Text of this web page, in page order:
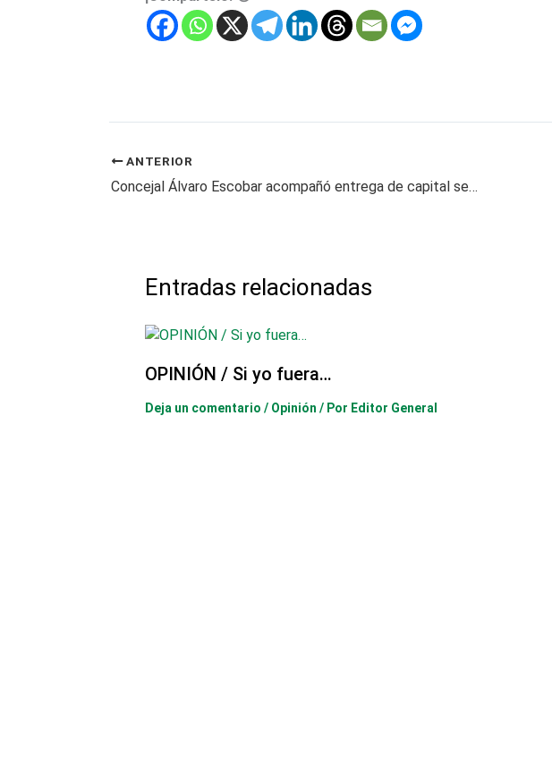
ANTERIOR
Concejal Álvaro Escobar acompañó entrega de capital semilla
Entradas relacionadas
OPINIÓN / Si yo fuera…
Deja un comentario / Opinión / Por Editor General